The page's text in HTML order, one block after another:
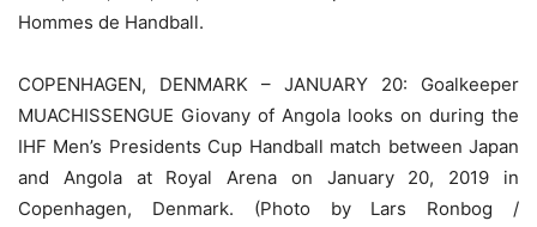
Hommes de Handball.
COPENHAGEN, DENMARK – JANUARY 20: Goalkeeper
MUACHISSENGUE Giovany of Angola looks on during the
IHF Men’s Presidents Cup Handball match between Japan
and Angola at Royal Arena on January 20, 2019 in
Copenhagen, Denmark. (Photo by Lars Ronbog /